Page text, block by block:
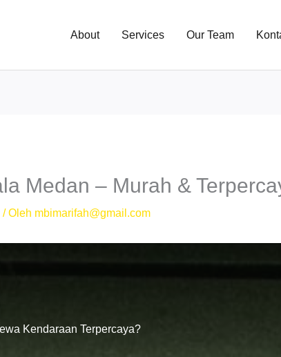
About Services Our Team
Medan – Murah &
/ Oleh mbimarifah@gmail.com
Kendaraan Terpercaya?